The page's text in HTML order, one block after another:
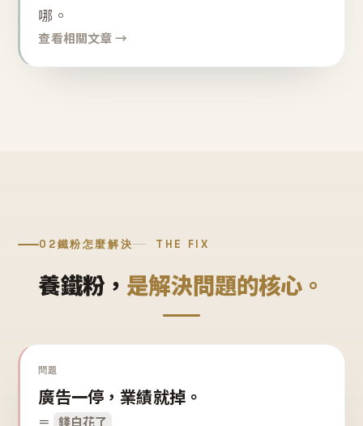
哪。
查看相關文章 →
02鐵粉怎麼解決 THE FIX
養鐵粉， 是解決問題的核心。
問題
廣告一停，業績就掉。
＝ 錢白花了